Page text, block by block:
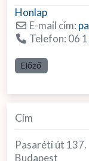
Honlap
E-mail cím:
Telefon: 06
Előző
Cím
Pasaréti út 137.
Budapest